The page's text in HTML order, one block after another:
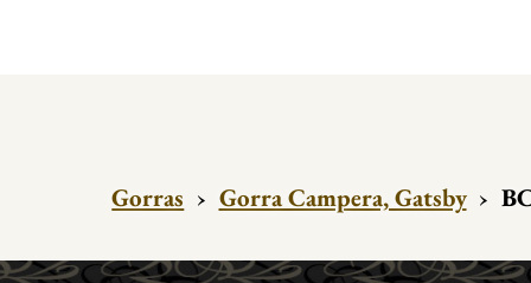
Gorras › Gorra Campera, Gatsby ›